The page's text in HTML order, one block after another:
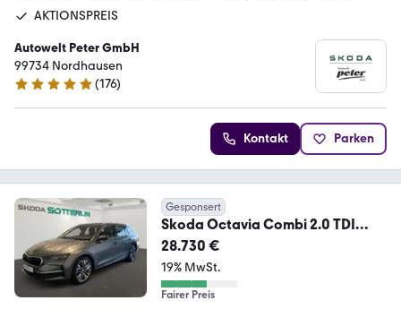
AKTIONSPREIS
Autowelt Peter GmbH
99734 Nordhausen
5 Sterne
(176)
Kontakt Parken
Gesponsert
Skoda Octavia Combi 2.0 TDI
110kW DSG Exclusive
28.730 €
19% MwSt.
Fairer Preis